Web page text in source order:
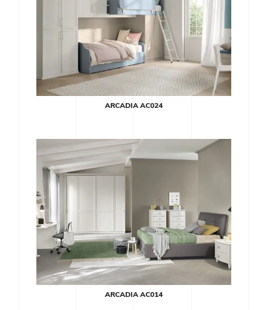
ARCADIA AC024
ARCADIA AC014